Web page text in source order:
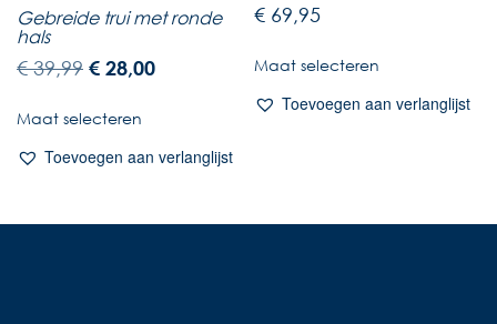
Gebreide trui met ronde
hals
€39,99 € 28,00
Maat selecteren
Toevoegen aan verlanglijst
€ 69,95
Maat selecteren
Toevoegen aan verlanglijst